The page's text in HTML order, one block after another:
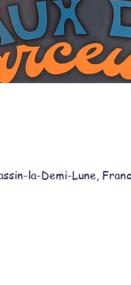
la-Demi-Lune,